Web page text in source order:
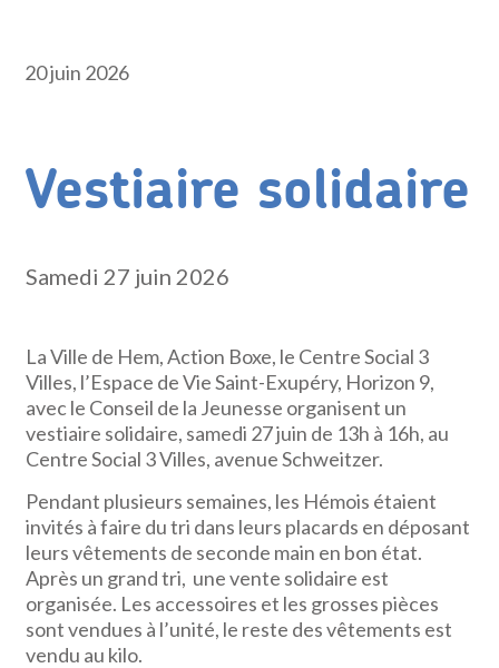
20 juin 2026
Vestiaire solidaire
Samedi 27 juin 2026
La Ville de Hem, Action Boxe, le Centre Social 3
Villes, l’Espace de Vie Saint-Exupéry, Horizon 9,
avec le Conseil de la Jeunesse organisent un
vestiaire solidaire, samedi 27 juin de 13h à 16h, au
Centre Social 3 Villes, avenue Schweitzer.
Pendant plusieurs semaines, les Hémois étaient
invités à faire du tri dans leurs placards en déposant
leurs vêtements de seconde main en bon état.
Après un grand tri, une vente solidaire est
organisée. Les accessoires et les grosses pièces
sont vendues à l’unité, le reste des vêtements est
vendu au kilo.